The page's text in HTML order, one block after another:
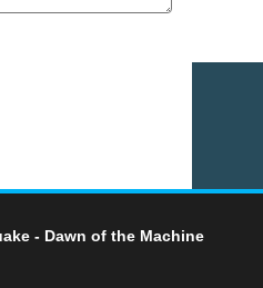
- Dawn of the Machine